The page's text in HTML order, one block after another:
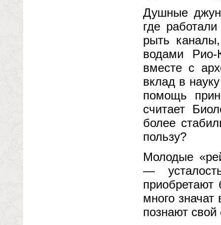
Душные
где
рыть
водами Рио-
вместе с
вклад в
помощь
считает
более
пользу?
Молодые
—
много
познают